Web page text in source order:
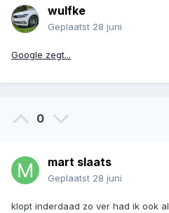
wulfke
Geplaatst 28 juni
Google zegt...
0
mart slaats
Geplaatst 28 juni
klopt inderdaad zo ver had ik ook